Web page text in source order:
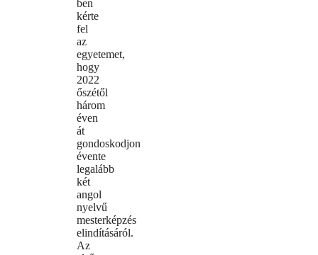
ben
kérte
fel
az
egyetemet,
hogy
2022
őszétől
három
éven
át
gondoskodjon
évente
legalább
két
angol
nyelvű
mesterképzés
elindításáról.
Az